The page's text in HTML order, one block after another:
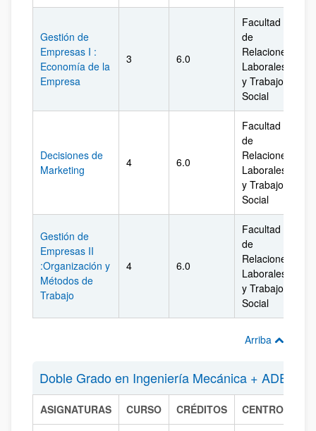
Gestión de
Empresas I :
Economía de la
Empresa
3 6.0
Facultad
de
Relaciones
Laborales
y Trabajo
Social
Decisiones de
Marketing
4 6.0
Facultad
de
Relaciones
Laborales
y Trabajo
Social
Gestión de
Empresas II
:Organización y
Métodos de
Trabajo
4 6.0
Facultad
de
Relaciones
Laborales
y Trabajo
Social
Arriba
Doble Grado en Ingeniería Mecánica + ADE
ASIGNATURAS CURSO CRÉDITOS CENTRO